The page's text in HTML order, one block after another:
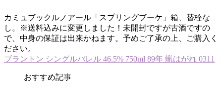
カミュブックルノアール「スプリングブーケ」箱、替栓な
し。※送料込みに変更しました！未開封ですが古酒ですの
で、中身の保証は出来かねます。予めご了承の上、ご購入く
ださい。
ブラントン シングルバレル 46.5% 750ml 89年 蝋はがれ 0311
おすすめ記事